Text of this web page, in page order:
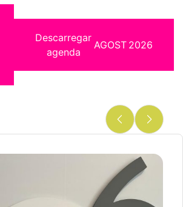
Descarregar
agenda
AGOST 2026